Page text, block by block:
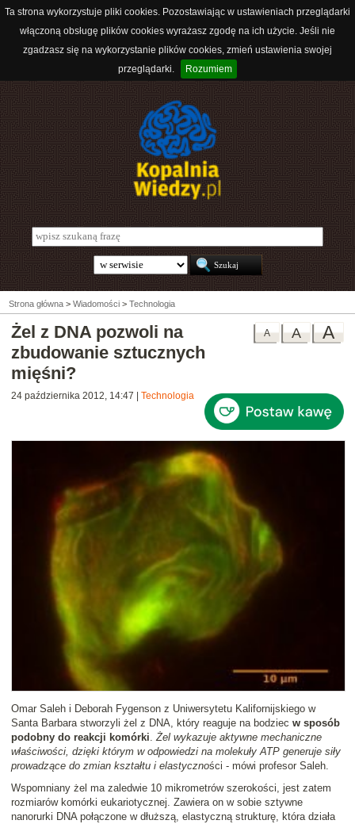
Ta strona wykorzystuje pliki cookies. Pozostawiając w ustawieniach przeglądarki
włączoną obsługę plików cookies wyrażasz zgodę na ich użycie. Jeśli nie
zgadzasz się na wykorzystanie plików cookies, zmień ustawienia swojej
przeglądarki.
Rozumiem
Strona główna > Wiadomości > Technologia
A
A
A
Żel z DNA pozwoli na
zbudowanie sztucznych
mięśni?
24 października 2012, 14:47 Technologia
Omar Saleh i Deborah Fygenson z Uniwersytetu Kalifornijskiego w
Santa Barbara stworzyli żel z DNA, który reaguje na bodziec w sposób
podobny do reakcji komórki.Żel wykazuje aktywne mechaniczne
właściwości, dzięki którym w odpowiedzi na molekuły ATP generuje siły
prowadzące do zmian kształtu i elastyczności - mówi profesor Saleh.
Wspomniany żel ma zaledwie 10 mikrometrów szerokości, jest zatem
rozmiarów komórki eukariotycznej. Zawiera on w sobie sztywne
nanorurki DNA połączone w dłuższą, elastyczną strukturę, która działa